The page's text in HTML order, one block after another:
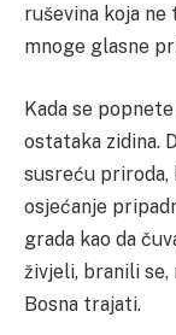
ruševina koja ne
mnoge glasne
Kada se
ostataka zidina.
susreću priroda,
osjećanje
grada kao da
živjeli, branili se,
Bosna trajati.